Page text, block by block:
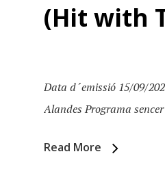
(Hit with
Data d´emissió 15/09/
Alandes Programa
Read More